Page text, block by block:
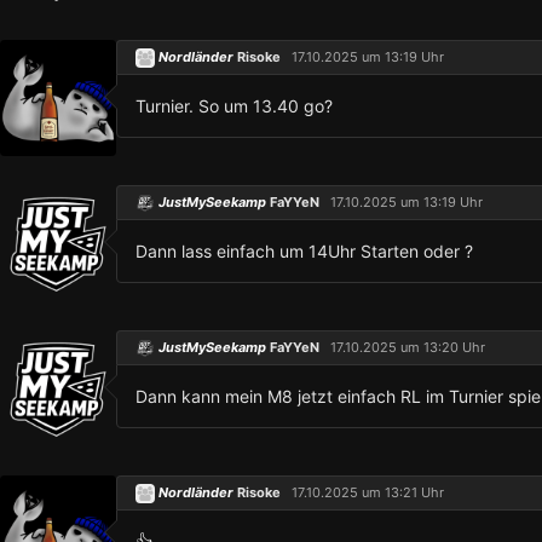
Nordländer Risoke 17.10.2025 um 13:19 Uhr
Turnier. So um 13.40 go?
JustMySeekamp FaYYeN 17.10.2025 um 13:19 Uhr
Dann lass einfach um 14Uhr Starten oder ?
JustMySeekamp FaYYeN 17.10.2025 um 13:20 Uhr
Dann kann mein M8 jetzt einfach RL im Turnier
Nordländer Risoke 17.10.2025 um 13:21 Uhr